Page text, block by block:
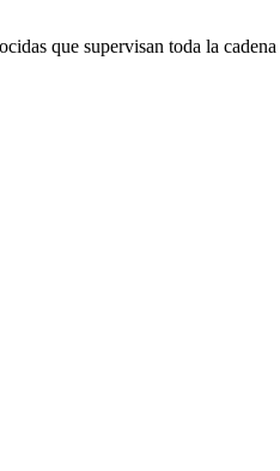
que supervisan toda la